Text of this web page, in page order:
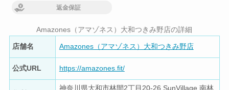
返金保証
Amazones（アマゾネス）大和つきみ野店の詳細
店舗名 Amazones（アマゾネス）大和つきみ野店
公式URL https://amazones.fit/
神奈川県大和市林間2丁目20-26 SunVillage 南林